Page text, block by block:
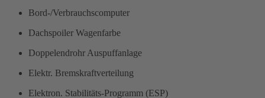
Bord-/Verbrauchscomputer
Dachspoiler Wagenfarbe
Doppelendrohr Auspuffanlage
Elektr. Bremskraftverteilung
Elektron. Stabilitäts-Programm (ESP)